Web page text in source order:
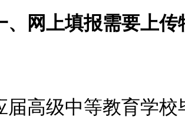
、网上填报需要上
届高级中等教育学